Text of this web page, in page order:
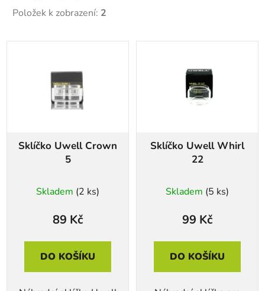
ůPoložek k zobrazení: 2
V
Sklíčko Uwell Crown
5
Skladem (2 ks)
89 Kč
DO KOŠÍKU
Sklíčko Uwell Whirl
22
Skladem (5 ks)
99 Kč
DO KOŠÍKU